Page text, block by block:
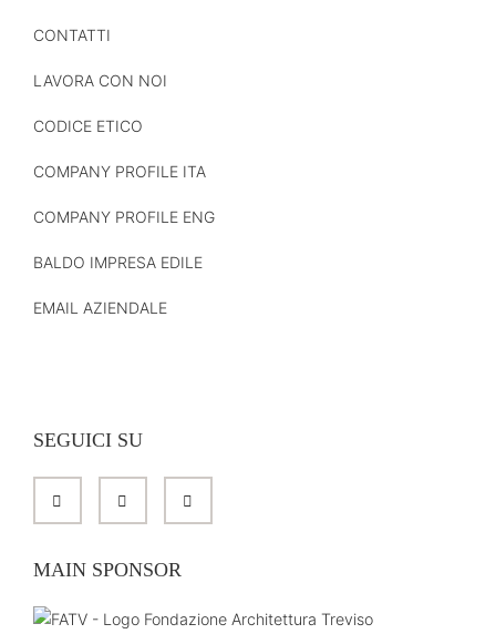
CONTATTI
LAVORA CON NOI
CODICE ETICO
COMPANY PROFILE ITA
COMPANY PROFILE ENG
BALDO IMPRESA EDILE
EMAIL AZIENDALE
SEGUICI SU
MAIN SPONSOR